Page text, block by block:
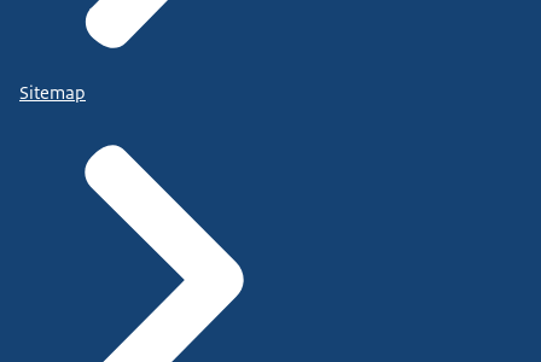
Sitemap